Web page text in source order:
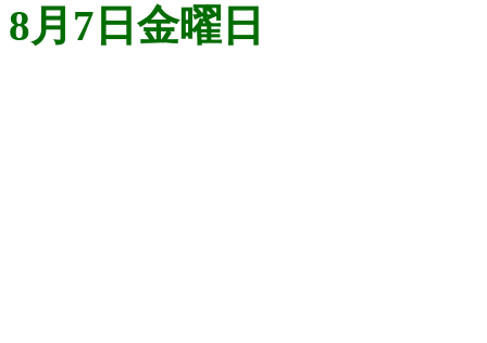
8月7日金曜日